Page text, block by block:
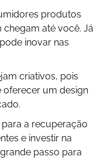
produtos
até você. Já
inovar nas
criativos, pois
oferecer um design
a recuperação
e investir na
passo para